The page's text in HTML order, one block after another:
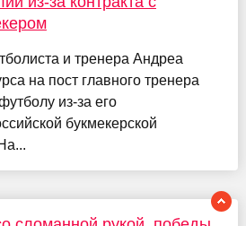
и тренера Андреа
на пост главного тренера
из-за его
букмекерской